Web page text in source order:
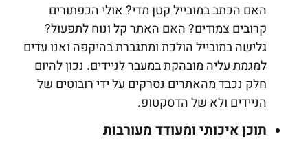
האם הכתב במובייל קטן מדי? אולי הכפתורים
קרובים צמודים? האם האתר קל ונוח לתפעול?
גלישה במובייל הולכת ומתגברת בהיקפה ואנו עדים
למגמת עליה מובהקת במעבר לניידים. נכון להיום
חלק נכבד מהאתרים נסרקים על ידי רובוטים של
הניידים ולא של הדסקטופ.
תוכן איכותי ומעודד מעורבות